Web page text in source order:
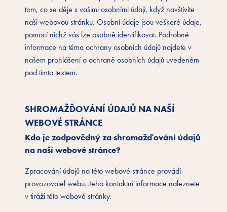
tom, co se děje s vašimi osobními údaji, když navštívíte
naši webovou stránku. Osobní údaje jsou veškeré údaje,
pomocí nichž vás lze osobně identifikovat. Podrobné
informace na téma ochrany osobních údajů najdete v
našem prohlášení o ochraně osobních údajů uvedeném
pod tímto textem.
SHROMAŽĎOVÁNÍ ÚDAJŮ NA NAŠÍ
WEBOVÉ STRÁNCE
Kdo je zodpovědný za shromažďování údajů
na naší webové stránce?
Zpracování údajů na této webové stránce provádí
provozovatel webu. Jeho kontaktní informace naleznete
v tiráži této webové stránky.